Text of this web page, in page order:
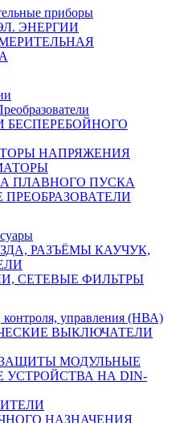
приборы
ЭНЕРГИИ
БЕСПЕРЕБОЙНОГО
НАПРЯЖЕНИЯ
ПЛАВНОГО ПУСКА
РАЗЪЁМЫ КАУЧУК,
СЕТЕВЫЕ ФИЛЬТРЫ
контроля, управления (НВА)
ВЫКЛЮЧАТЕЛИ
МОДУЛЬНЫЕ
УСТРОЙСТВА НА DIN-
НАЗНАЧЕНИЯ